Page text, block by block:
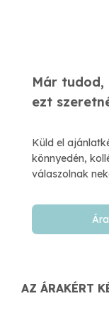
Már tudod,
​ezt
Küld el
könnyedén,
válaszolnak
AZ ÁRAKÉRT